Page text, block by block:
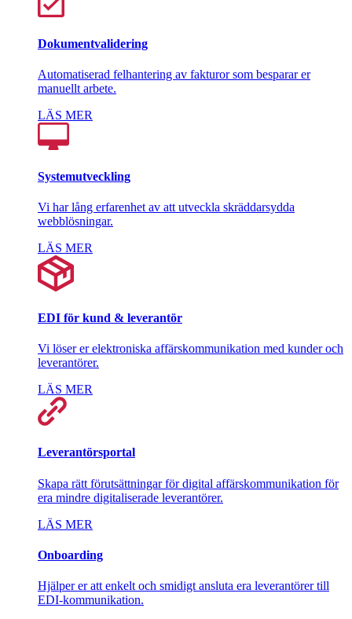
Dokumentvalidering
Automatiserad felhantering av fakturor som besparar er
manuellt arbete.
LÄS MER
Systemutveckling
Vi har lång erfarenhet av att utveckla skräddarsydda
webblösningar.
LÄS MER
EDI för kund & leverantör
Vi löser er elektroniska affärskommunikation med kunder och
leverantörer.
LÄS MER
Leverantörsportal
Skapa rätt förutsättningar för digital affärskommunikation för
era mindre digitaliserade leverantörer.
LÄS MER
Onboarding
Hjälper er att enkelt och smidigt ansluta era leverantörer till
EDI-kommunikation.